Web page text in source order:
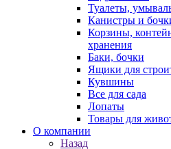
Туалеты,
Канистры и
Корзины,
хранения
Баки, бочки
Ящики для
Кувшины
Все для сада
Лопаты
Товары для
О компании
Назад